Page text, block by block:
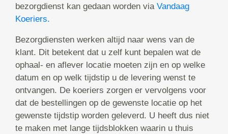
bezorgdienst kan gedaan worden via Vandaag
Koeriers.
Bezorgdiensten werken altijd naar wens van de
klant. Dit betekent dat u zelf kunt bepalen wat de
ophaal- en aflever locatie moeten zijn en op welke
datum en op welk tijdstip u de levering wenst te
ontvangen. De koeriers zorgen er vervolgens voor
dat de bestellingen op de gewenste locatie op het
gewenste tijdstip worden geleverd. U heeft dus niet
te maken met lange tijdsblokken waarin u thuis